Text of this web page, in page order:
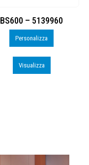
BS600 – 5139960
Personalizza
Visualizza